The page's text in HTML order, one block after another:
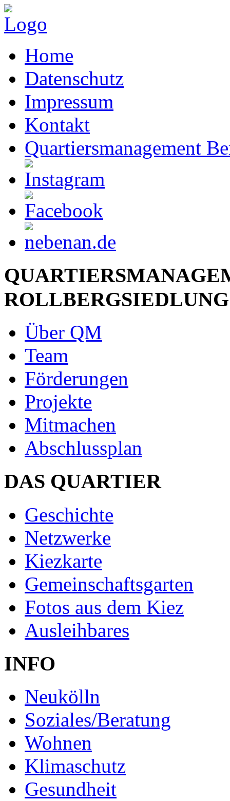
Home
Datenschutz
Impressum
Kontakt
Quartiersmanagement
ROLLBERGSIEDLUNG
Über QM
Team
Förderungen
Projekte
Mitmachen
Abschlussplan
DAS QUARTIER
Geschichte
Netzwerke
Kiezkarte
Gemeinschaftsgarten
Fotos aus dem Kiez
Ausleihbares
INFO
Neukölln
Soziales/Beratung
Wohnen
Klimaschutz
Gesundheit